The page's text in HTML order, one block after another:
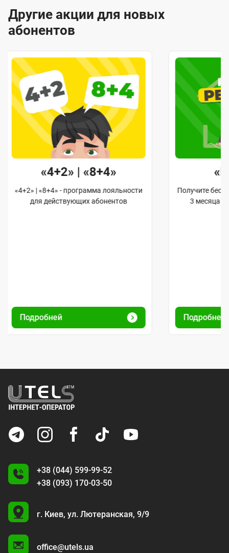
Другие акции для новых
абонентов
«4+2» | «8+4»
«4+2» | «8+4» - программа лояльности
для действующих абонентов
Подробней
Получите
3 месяца
Подробней
+38 (044) 599-99-52
+38 (093) 170-03-50
U
г. Киев, ул. Лютеранская, 9/9
office@utels.ua